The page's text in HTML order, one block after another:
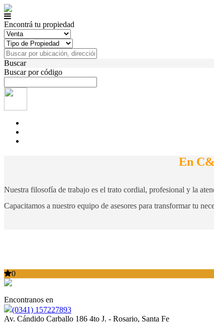
Encontrá tu propiedad
Buscar
Buscar por código
En
Nuestra filosofía de trabajo es el trato cordial, profesional y la
Capacitamos a nuestro equipo de asesores para transformar tu
0
Encontranos en
(0341) 157227893
Av. Cándido Carballo 186 4to J. - Rosario, Santa Fe